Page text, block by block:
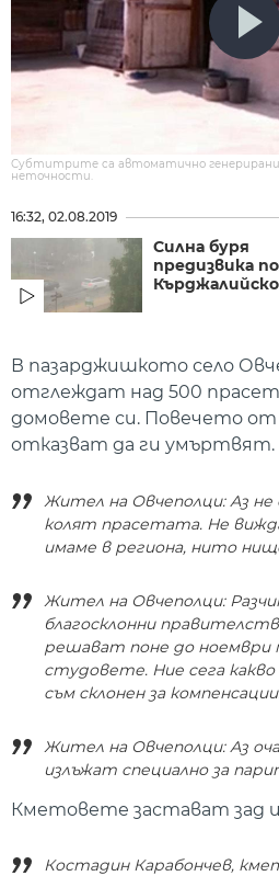
Субтитрите са автоматично
неточности.
16:32, 02.08.2019
Силна буря
предизвика
Кърджалийско
В пазарджишкото село
отглеждат над 500
домовете си. Повечето
отказват да ги умъртвят.
Жител на Овчеполци: Аз не
колят прасетата. Не
имаме в региона, нито
Жител на Овчеполци:
благосклонни
решават поне до ноември
студовете. Ние сега
съм склонен за компенсации.
Жител на Овчеполци: Аз
излъжат специално за
Кметовете застават зад
Костадин Карабончев,